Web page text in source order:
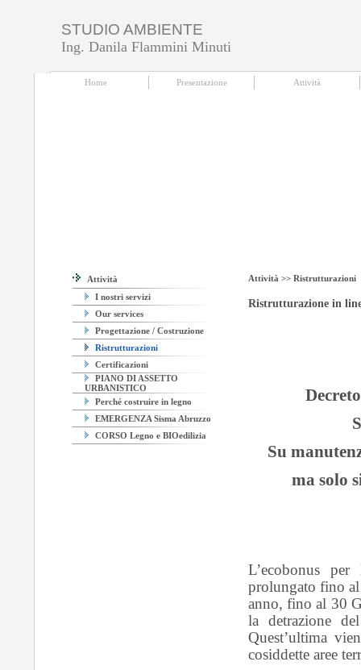
STUDIO AMBIENTE
Ing. Danila Flammini Minuti
Presentazione Utilities| Contatti
Attività
I nostri servizi
Our services
Progettazione / Costruzione
Ristrutturazioni
Certificazioni
PIANO DI ASSETTO
URBANISTICO
Perché costruire in legno
EMERGENZA Sisma Abruzzo
CORSO Legno e BIOedilizia
Attività >> Ristrutturazioni
Ristrutturazione in
Su
ma solo
L’ecobonus
prolungato fino
anno, fino al 30
la detrazione
Quest’ultima
cosiddette aree
Home Presentazione Attività